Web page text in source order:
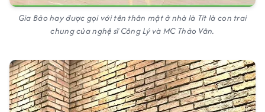
Gia Bảo hay được gọi với tên thân mật ở nhà là Tít là con trai
chung của nghệ sĩ Công Lý và MC Thảo Vân.